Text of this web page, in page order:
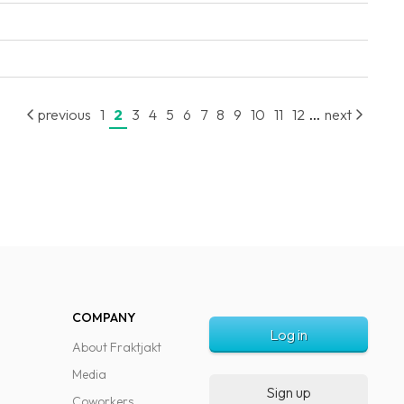
previous 1 2 3 4 5 6 7 8 9 10 11 12 ... next
COMPANY
About Fraktjakt
Media
Log in
Sign up